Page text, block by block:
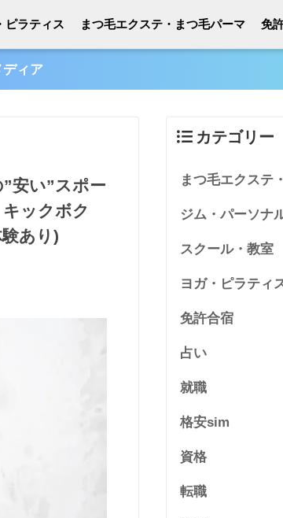
ピラティス まつ毛エクステ・まつ毛パーマ 免
ィア
安い”スポー
ックボク
あり)
カテゴリー
まつ毛エクステ
ジム・パーソナ
スクール・教室
ヨガ・ピラティ
免許合宿
占い
就職
格安sim
資格
転職